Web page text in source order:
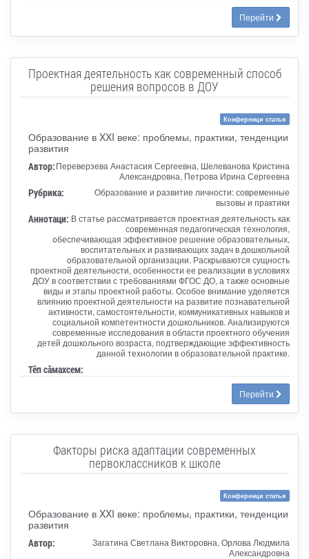
Перейти
Проектная деятельность как современный способ
решения вопросов в ДОУ
Конференци статья
Образование в XXI веке: проблемы, практики, тенденции
развития
Автор:Переверзева Анастасия Сергеевна, Шелеванова Кристина
Александровна, Петрова Ирина Сергеевна
Рубрика:
Образование и развитие личности: современные
вызовы и практики
Аннотаци: В статье рассматривается проектная деятельность как
современная педагогическая технология,
обеспечивающая эффективное решение образовательных,
воспитательных и развивающих задач в дошкольной
образовательной организации. Раскрываются сущность
проектной деятельности, особенности ее реализации в условиях
ДОУ в соответствии с требованиями ФГОС ДО, а также основные
виды и этапы проектной работы. Особое внимание уделяется
влиянию проектной деятельности на развитие познавательной
активности, самостоятельности, коммуникативных навыков и
социальной компетентности дошкольников. Анализируются
современные исследования в области проектного обучения
детей дошкольного возраста, подтверждающие эффективность
данной технологии в образовательной практике.
Тӗп сӑмахсем:
Перейти
Факторы риска адаптации современных
первоклассников к школе
Конференци статья
Образование в XXI веке: проблемы, практики, тенденции
развития
Автор:
Загатина Светлана Викторовна, Орлова Людмила
Александровна